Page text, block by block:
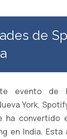
de
evento de
York,
ha convertido
en India. Esta